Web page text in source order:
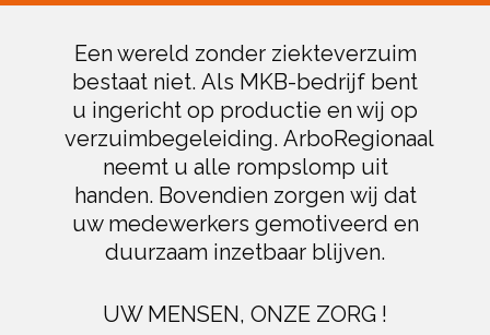
Een wereld zonder ziekteverzuim
bestaat niet. Als MKB-bedrijf bent
u ingericht op productie en wij op
verzuimbegeleiding. ArboRegionaal
neemt u alle rompslomp uit
handen. Bovendien zorgen wij dat
uw medewerkers gemotiveerd en
duurzaam inzetbaar blijven.
UW MENSEN, ONZE ZORG !